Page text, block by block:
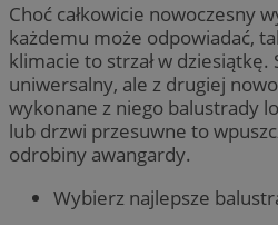
Choć całkowicie nowoczesny
każdemu może odpowiadać,
klimacie to strzał w dziesiątkę.
uniwersalny, ale z drugiej
wykonane z niego balustrady
lub drzwi przesuwne to
odrobiny awangardy.
Wybierz najlepsze